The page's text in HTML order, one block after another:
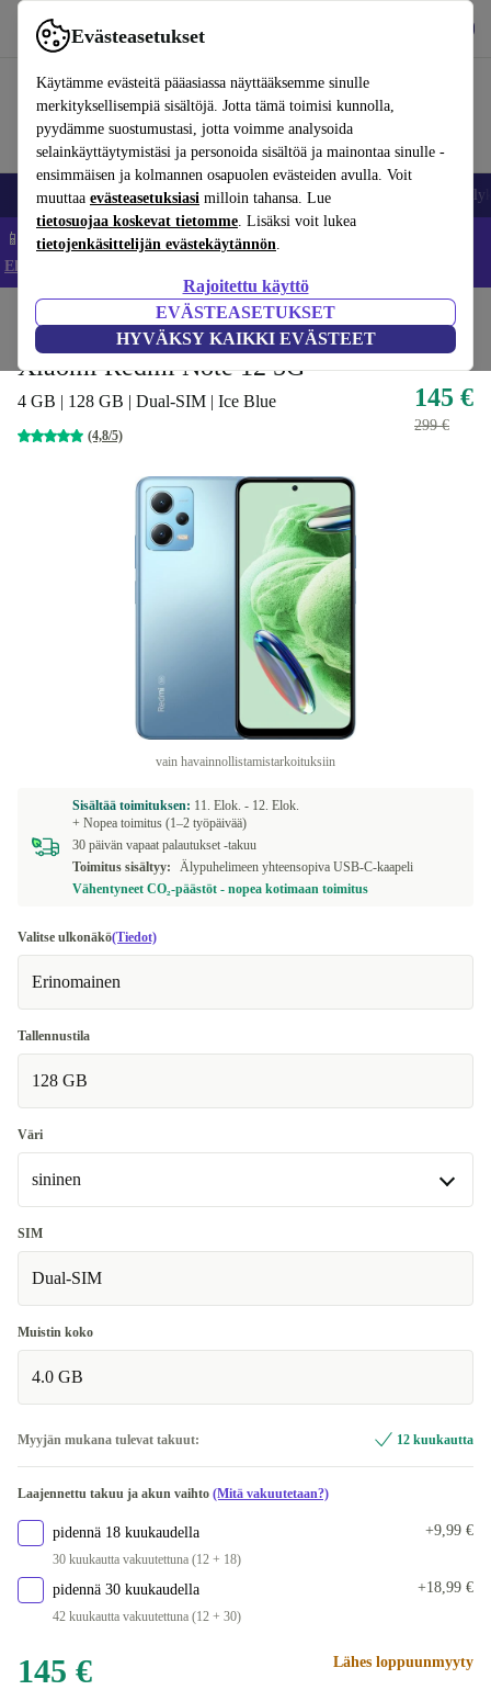
Evästeasetukset
Käytämme evästeitä pääasiassa näyttääksemme sinulle
merkityksellisempiä sisältöjä. Jotta tämä toimisi kunnolla,
pyydämme suostumustasi, jotta voimme analysoida
selainkäyttäytymistäsi ja personoida sisältöä ja mainontaa sinulle -
ensimmäisen ja kolmannen osapuolen evästeiden avulla. Voit
muuttaa evästeasetuksiasi milloin tahansa. Lue
tietosuojaa koskevat tietomme. Lisäksi voit lukea
tietojenkäsittelijän evästekäytännön.
Rajoitettu käyttö
EVÄSTEASETUKSET
HYVÄKSY KAIKKI EVÄSTEET
Käytä refurbed-palvelua nopeasti ja helposti
Matkapuhelimet ja älypuhelimet Kannettavat tietokoneet
📱 Säästä 5 % LISÄÄ iPhoneista – Koodi: IPHONEDEAL –
Ehdot ja säännöt
Matkapuhelimet ja älypuhelimet Xiaomi-puhelimet
Xiaomi Redmi Note 12 5G
4 GB | 128 GB | Dual-SIM | Ice Blue
(4,8/5)
145 €
299 €
vain havainnollistamistarkoituksiin
Sisältää toimituksen: 11. Elok. - 12. Elok.
+ Nopea toimitus (1–2 työpäivää)
30 päivän vapaat palautukset -takuu
Toimitus sisältyy:
Älypuhelimeen yhteensopiva USB-C-kaapeli
Vähentyneet CO₂-päästöt - nopea kotimaan toimitus
Valitse ulkonäkö(Tiedot)
Erinomainen
Tallennustila
128 GB
Väri
sininen
musta
sininen
SIM
Dual-SIM
Muistin koko
4.0 GB
Myyjän mukana tulevat takuut: 12 kuukautta
Laajennettu takuu ja akun vaihto (Mitä vakuutetaan?)
pidennä 18 kuukaudella
30 kuukautta vakuutettuna (12 + 18)
+9,99 €
pidennä 30 kuukaudella
42 kuukautta vakuutettuna (12 + 30)
+18,99 €
145 € Lähes loppuunmyyty